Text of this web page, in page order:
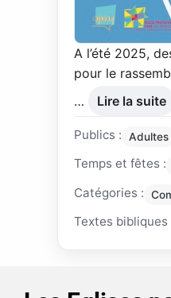
A l’été 2025,
pour le
…
Lire la suite
Publics : Adultes
Temps et fêtes :
Catégories :
Textes bibliques